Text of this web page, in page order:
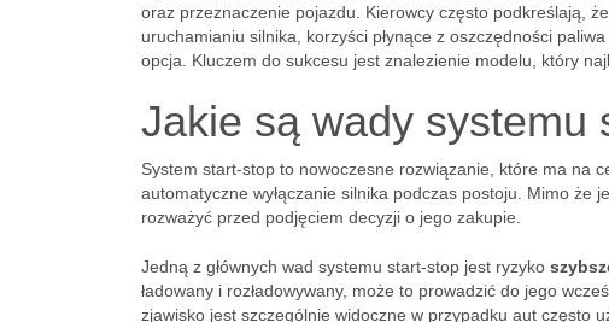
oraz przeznaczenie pojazdu. Kierowcy często podkreślają,
uruchamianiu silnika, korzyści płynące z oszczędności
opcja. Kluczem do sukcesu jest znalezienie modelu, który
Jakie są wady systemu
System start-stop to nowoczesne rozwiązanie, które ma na
automatyczne wyłączanie silnika podczas postoju. Mimo że
rozważyć przed podjęciem decyzji o jego zakupie.
Jedną z głównych wad systemu start-stop jest ryzyko
ładowany i rozładowywany, może to prowadzić do jego
zjawisko jest szczególnie widoczne w przypadku aut często